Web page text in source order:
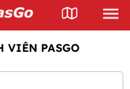
VIÊN PASGO